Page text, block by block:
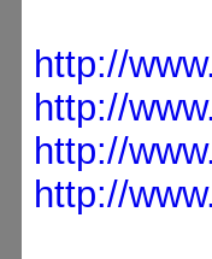
http://
http://
http://
http://